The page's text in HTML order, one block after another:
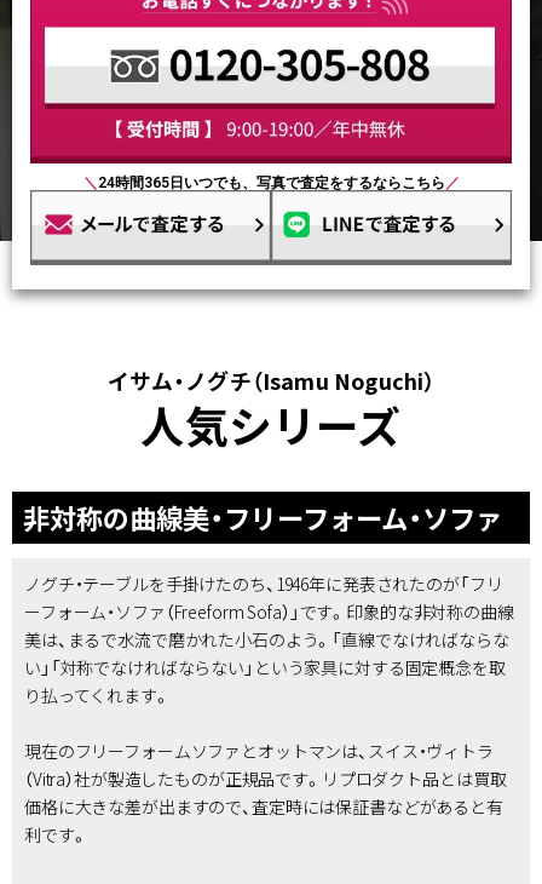
＼ 24時間365日いつでも、写真で査定をするならこちら ／
イサム・ノグチ（Isamu Noguchi）
人気シリーズ
非対称の曲線美・フリーフォーム・ソファ
ノグチ・テーブルを手掛けたのち、1946年に発表されたのが「フリ
ーフォーム・ソファ（Freeform Sofa）」です。印象的な非対称の曲線
美は、まるで水流で磨かれた小石のよう。「直線でなければならな
い」「対称でなければならない」という家具に対する固定概念を取
り払ってくれます。
現在のフリーフォームソファとオットマンは、スイス・ヴィトラ
（Vitra）社が製造したものが正規品です。リプロダクト品とは買取
価格に大きな差が出ますので、査定時には保証書などがあると有
利です。